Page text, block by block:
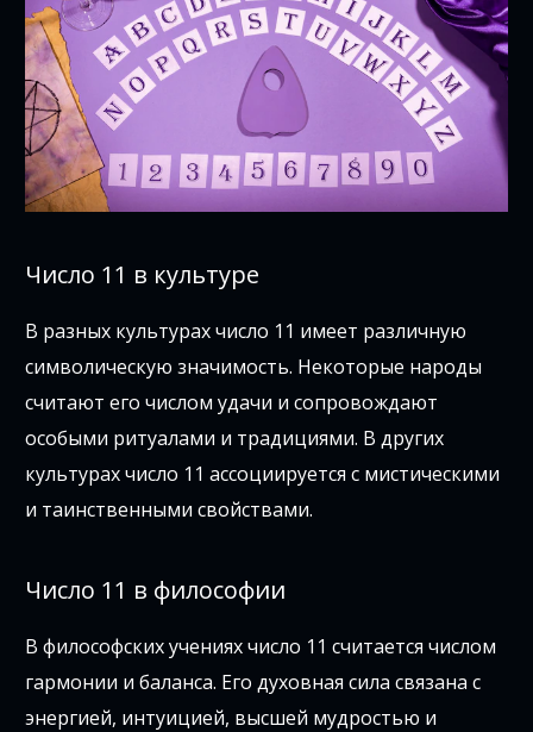
Число 11 в культуре
В разных культурах число 11 имеет различную
символическую значимость. Некоторые народы
считают его числом удачи и сопровождают
особыми ритуалами и традициями. В других
культурах число 11 ассоциируется с мистическими
и таинственными свойствами.
Число 11 в философии
В философских учениях число 11 считается числом
гармонии и баланса. Его духовная сила связана с
энергией, интуицией, высшей мудростью и